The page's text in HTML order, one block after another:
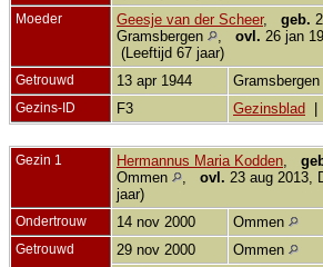
Moeder Geesje van der Scheer, geb.
Gramsbergen
ovl. 26 jan
(Leeftijd 67 jaar)
Getrouwd 13 apr 1944 Gramsbergen
Gezins-ID F3 Gezinsblad
Gezin 1 Hermannus Maria Kodden
Ommen
ovl. 23 aug 2013,
jaar)
Ondertrouw 14 nov 2000 Ommen
Getrouwd 29 nov 2000
Ommen